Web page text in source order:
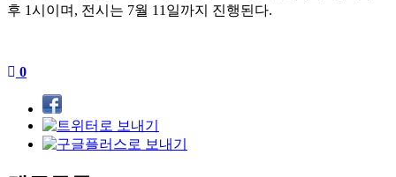
후 1시이며, 전시는 7월 11일까지 진행된다.
0